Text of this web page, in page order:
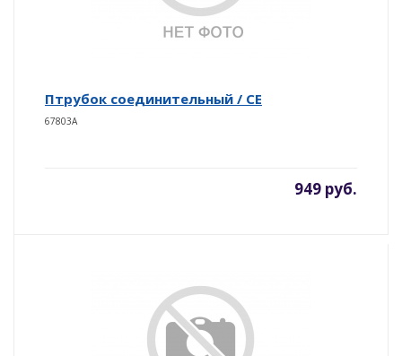
Птрубок соединительный / СЕ
67803A
949 руб.